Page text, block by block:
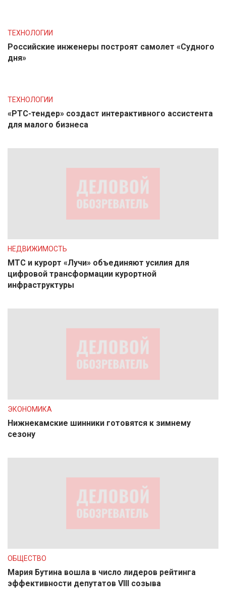
ТЕХНОЛОГИИ
Российские инженеры построят самолет «Судного
дня»
ТЕХНОЛОГИИ
«РТС-тендер» создаст интерактивного ассистента
для малого бизнеса
НЕДВИЖИМОСТЬ
МТС и курорт «Лучи» объединяют усилия для
цифровой трансформации курортной
инфраструктуры
ЭКОНОМИКА
Нижнекамские шинники готовятся к зимнему
сезону
ОБЩЕСТВО
Мария Бутина вошла в число лидеров рейтинга
эффективности депутатов VIII созыва